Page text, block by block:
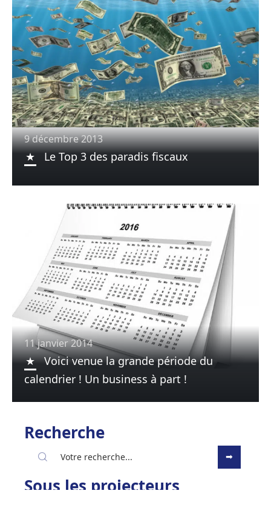
9 décembre 2013
Le Top 3 des paradis fiscaux
11 janvier 2014
Voici venue la grande période du
calendrier ! Un business à part !
Recherche
Sous les projecteurs